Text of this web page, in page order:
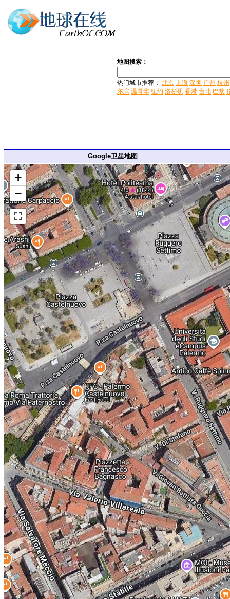
地图搜索：
热门城市推荐： 北京 上海 深圳 广州 杭州
尔滨 温哥华 纽约 洛杉矶 香港 台北 巴黎
Google卫星地图
+
−